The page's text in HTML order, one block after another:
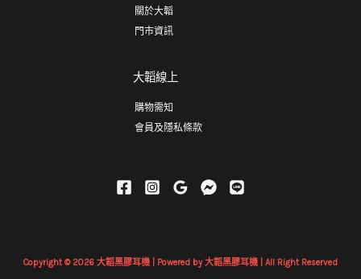
關於大韜
門市資訊
大韜線上
購物需知
會員及隱私條款
Copyright © 2026 大韜黑膠耳機 | Powered by 大韜黑膠耳機 | All Right Reserved